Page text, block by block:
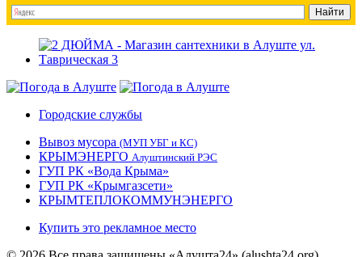
Городские службы
Вывоз мусора (МУП УБГ и КС)
КРЫМЭНЕРГО Алуштинский РЭС
ГУП РК «Вода Крыма»
ГУП РК «Крымгазсети»
КРЫМТЕПЛОКОММУНЭНЕРГО
Купить это рекламное место